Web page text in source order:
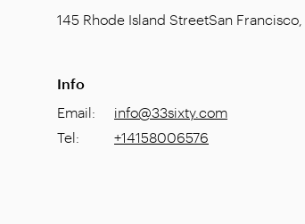
145 Rhode Island StreetSan Francisco
Info
Email:
info@33sixty.com
Tel: +14158006576